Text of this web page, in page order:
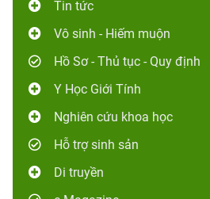
Tin tức
Vô sinh - Hiếm muộn
Hồ Sơ - Thủ tục - Quy định
Y Học Giới Tính
Nghiên cứu khoa học
Hỗ trợ sinh sản
Di truyền